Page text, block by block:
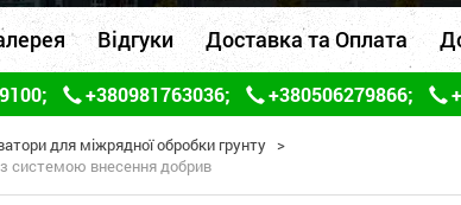
Відгуки Доставка та Оплата
; +380981763036; +380506279866;
для міжрядної обробки грунту >
з системою внесення добрив